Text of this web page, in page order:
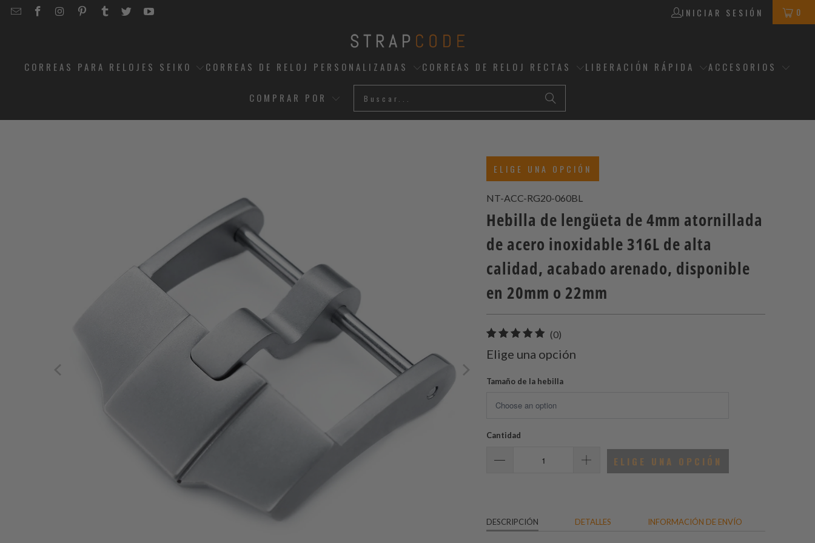
EMAILSTRAPCODE
STRAPCODE
STRAPCODE
STRAPCODE
STRAPCODE
STRAPCODE
INICIAR SESIÓN 0
CORREAS PARA RELOJES SEIKO CORREAS DE RELOJ PERSONALIZADAS CORREAS DE RELOJ RECTAS LIBERACIÓN RÁPIDA ACCESORIOS
COMPRAR POR
ELIGE UNA OPCIÓN
NT-ACC-RG20-060BL
Hebilla de lengüeta de 4mm atornillada
de acero inoxidable 316L de alta
calidad, acabado arenado, disponible
en 20mm o 22mm
(0)
total
reseñas
Elige una opción
Tamaño de la hebilla
Cantidad
ELIGE UNA OPCIÓN
DESCRIPCIÓN DETALLES INFORMACIÓN DE ENVÍO